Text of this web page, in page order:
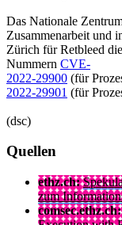
Das Nationale
Zusammenarbeit und
Zürich für Retbleed
Nummern CVE-
2022-29900 (für
2022-29901 (für
(dsc)
Quellen
ethz.ch:
zum
comsec.ethz.ch: